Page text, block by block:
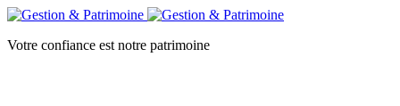
Votre confiance est notre patrimoine